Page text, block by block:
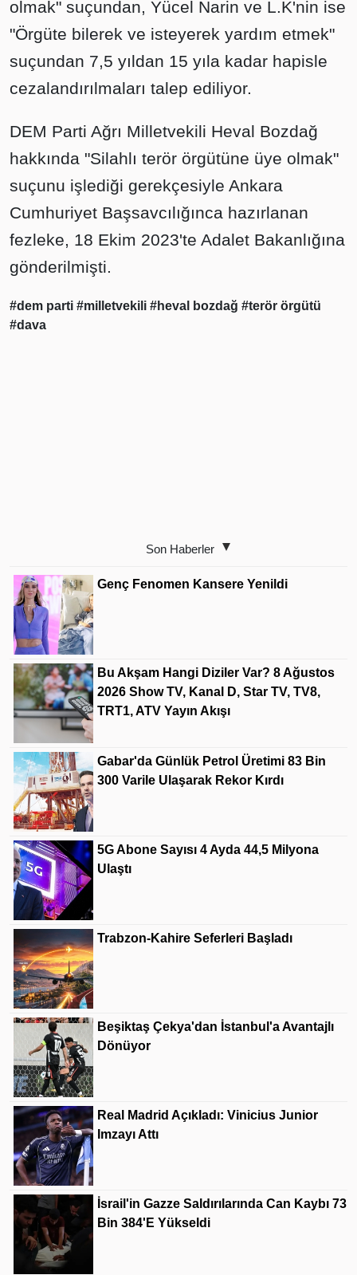
olmak" suçundan, Yücel Narin ve L.K'nin ise
"Örgüte bilerek ve isteyerek yardım etmek"
suçundan 7,5 yıldan 15 yıla kadar hapisle
cezalandırılmaları talep ediliyor.
DEM Parti Ağrı Milletvekili Heval Bozdağ
hakkında "Silahlı terör örgütüne üye olmak"
suçunu işlediği gerekçesiyle Ankara
Cumhuriyet Başsavcılığınca hazırlanan
fezleke, 18 Ekim 2023'te Adalet Bakanlığına
gönderilmişti.
#dem parti #milletvekili #heval bozdağ #terör örgütü
#dava
Son Haberler
Genç Fenomen Kansere Yenildi
Bu Akşam Hangi Diziler Var? 8 Ağustos
2026 Show TV, Kanal D, Star TV, TV8,
TRT1, ATV Yayın Akışı
Gabar'da Günlük Petrol Üretimi 83 Bin
300 Varile Ulaşarak Rekor Kırdı
5G Abone Sayısı 4 Ayda 44,5 Milyona
Ulaştı
Trabzon-Kahire Seferleri Başladı
Beşiktaş Çekya'dan İstanbul'a Avantajlı
Dönüyor
Real Madrid Açıkladı: Vinicius Junior
Imzayı Attı
İsrail'in Gazze Saldırılarında Can Kaybı 73
Bin 384'e Yükseldi